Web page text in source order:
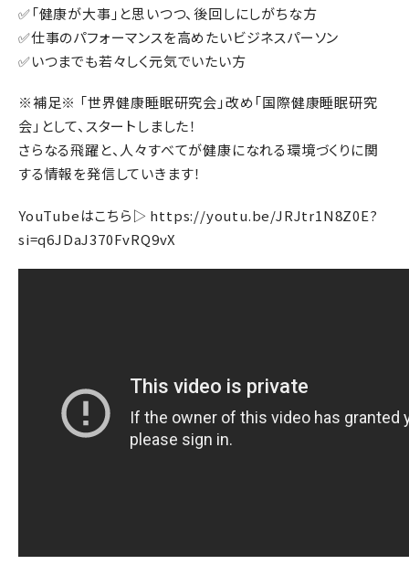
✅「健康が大事」と思いつつ、後回しにしがちな方
✅仕事のパフォーマンスを高めたいビジネスパーソン
✅いつまでも若々しく元気でいたい方
※補足※ 「世界健康睡眠研究会」改め「国際健康睡眠研究
会」として、スタートしました！
さらなる飛躍と、人々すべてが健康になれる環境づくりに関
する情報を発信していきます！
YouTubeはこちら▷ https://youtu.be/JRJtr1N8Z0E?
si=q6JDaJ370FvRQ9vX